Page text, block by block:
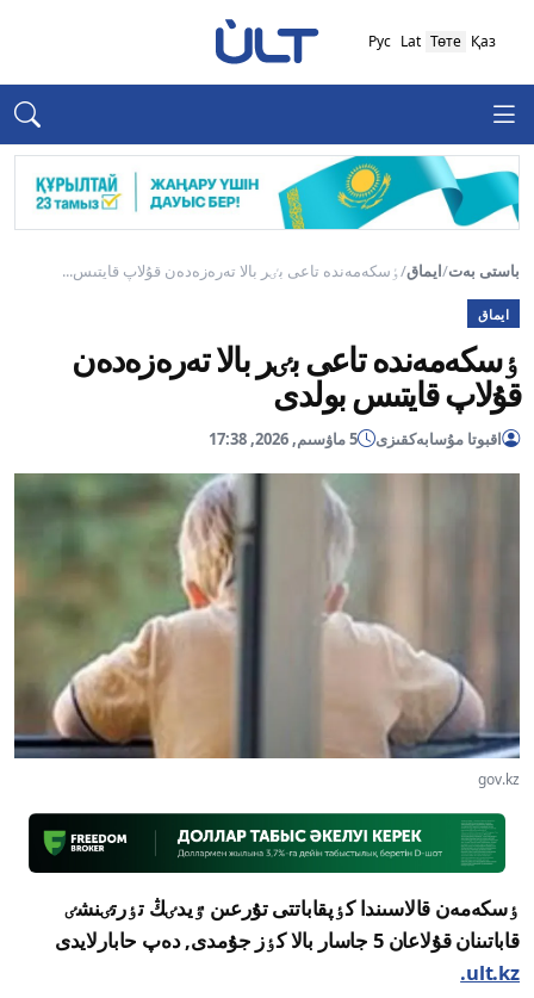
Қаз
Төте
Lat
Рус
باستى بەت/ايماق/ٶسكەمەندە تاعى بٸر بالا تەرەزەدەن قۇلاپ قايتىس...
ايماق
ٶسكەمەندە تاعى بٸر بالا تەرەزەدەن
قۇلاپ قايتىس بولدى
اقبوتا مۇسابەكقىزى 5 ماۋسىم, 2026, 17:38
gov.kz
ٶسكەمەن قالاسىندا كٶپقاباتتى تۇرعىن ٷيدٸڭ تٶرتٸنشٸ
قاباتىنان قۇلاعان 5 جاسار بالا كٶز جۇمدى, دەپ حابارلايدى
ult.kz.